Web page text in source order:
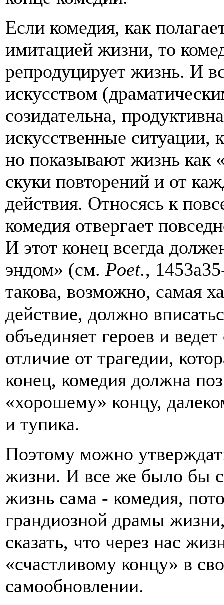
Если комедия, как
имитацией жизни, то
репродуцирует жизнь. И
искусством
созидательна,
искусственные ситуации,
но показывают жизнь
скуки повторений и от
действия. Относясь к
комедия отвергает
И этот конец всегда
эндом» (см.Poet.,
такова, возможно, самая
действие, должно
объединяет героев и
отличие от трагедии,
конец, комедия должна
«хорошему» концу,
и тупика.
Поэтому можно
жизни. И все же было бы
жизнь сама - комедия,
грандиозной драмы
сказать, что через нас
«счастливому концу» в
самообновлении.